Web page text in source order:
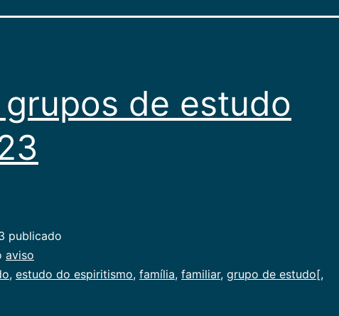
de estudo
publicado
aviso
, estudo do espiritismo, família, familiar, grupo de estudo[,